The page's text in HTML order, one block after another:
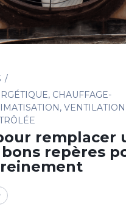
, CHAUFFAGE-
, VENTILATION
remplacer
bons repères